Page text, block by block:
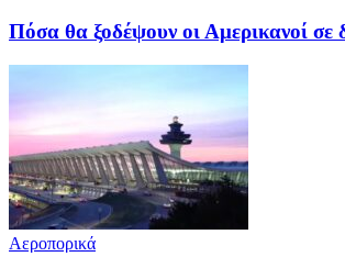
Πόσα θα ξοδέψουν οι Αμερικανοί σε
Αεροπορικά